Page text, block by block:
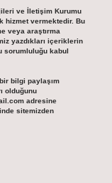
ve İletişim Kurumu
hizmet vermektedir. Bu
veya araştırma
yazdıkları içeriklerin
sorumluluğu kabul
bilgi paylaşım
olduğunu
adresine
sitemizden